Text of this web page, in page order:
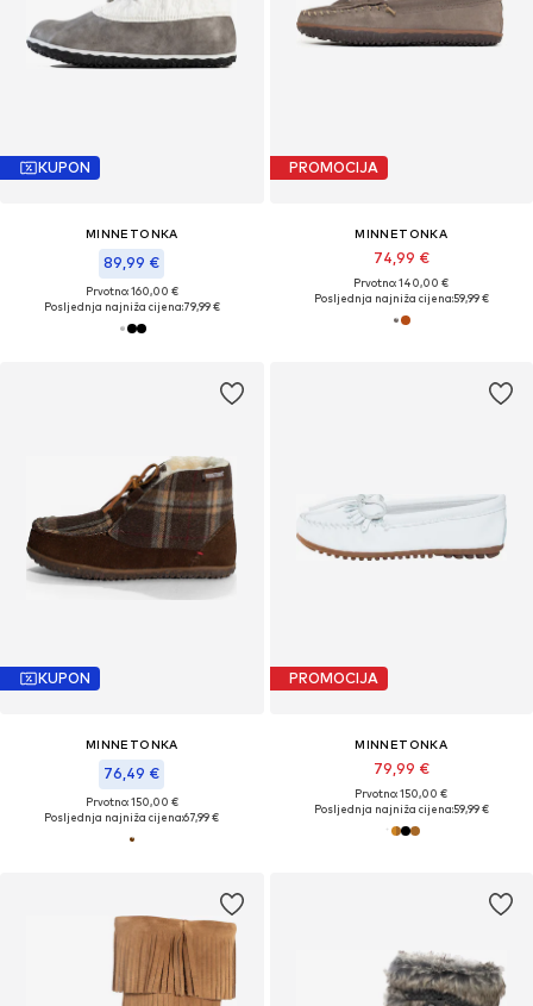
KUPON
MINNETONKA
89,99 €
Prvotno: 160,00 €
Posljednja najniža cijena:79,99 €
PROMOCIJA
MINNETONKA
74,99 €
Prvotno: 140,00 €
Posljednja najniža cijena:59,99 €
KUPON
MINNETONKA
76,49 €
Prvotno: 150,00 €
Posljednja najniža cijena:67,99 €
PROMOCIJA
MINNETONKA
79,99 €
Prvotno: 150,00 €
Posljednja najniža cijena:59,99 €